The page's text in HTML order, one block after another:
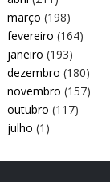
março (198)
fevereiro (164)
janeiro (193)
dezembro (180)
novembro (157)
outubro (117)
julho (1)